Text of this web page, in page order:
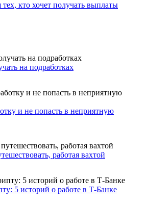
кто хочет получать выплаты
на подработках
и не попасть в неприятную
работая вахтой
5 историй о работе в Т-Банке